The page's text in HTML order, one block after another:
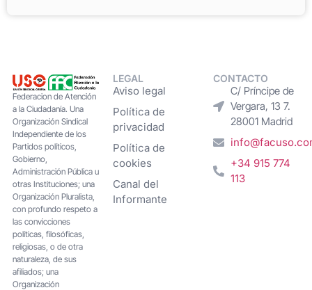
Federacion de Atención
a la Ciudadanía. Una
Organización Sindical
Independiente de los
Partidos políticos,
Gobierno,
Administración Pública u
otras Instituciones; una
Organización Pluralista,
con profundo respeto a
las convicciones
políticas, filosóficas,
religiosas, o de otra
naturaleza, de sus
afiliados; una
Organización
LEGAL
Aviso legal
Política de
privacidad
Política de
cookies
Canal del
Informante
CONTACTO
C/ Príncipe de
Vergara, 13 7.
28001 Madrid
+34 915 774
113